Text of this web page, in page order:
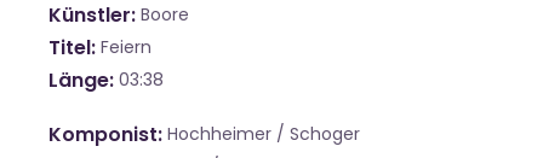
Künstler Boore
Titel Feiern
Länge 03:38
Komponist Hochheimer / Schoger